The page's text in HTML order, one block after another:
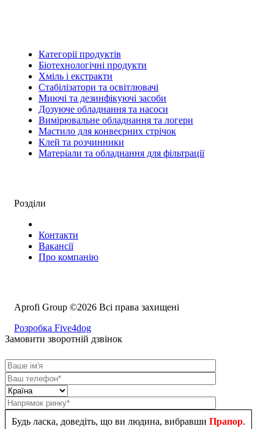
Категорії продуктів
Біотехнологічні продукти
Хміль і екстракти
Стабілізатори та освітлювачі
Миючі та дезинфікуючі засоби
Дозуюче обладнання та насоси
Вимірювальне обладнання та логери
Мастило для конвеєрних стрічок
Клей та розчинники
Матеріали та обладнання для фільтрації
Розділи
Контакти
Вакансії
Про компанію
Aprofi Group ©2026 Всі права захищені
Розробка Five4dog
Замовити зворотній дзвінок
Будь ласка, доведіть, що ви людина, вибравши Прапор.